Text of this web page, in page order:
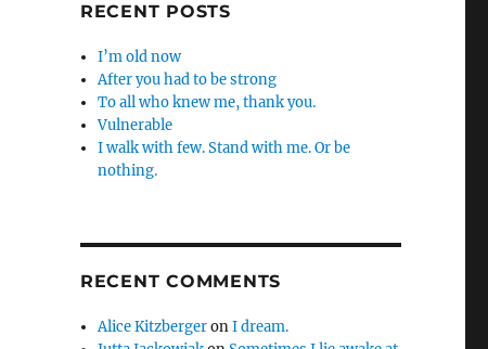
RECENT POSTS
I’m old now
After you had to be strong
To all who knew me, thank you.
Vulnerable
I walk with few. Stand with me. Or be
nothing.
RECENT COMMENTS
Alice KitzbergeronI dream.